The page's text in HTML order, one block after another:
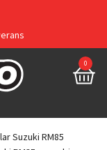
0
Suzuki RM85